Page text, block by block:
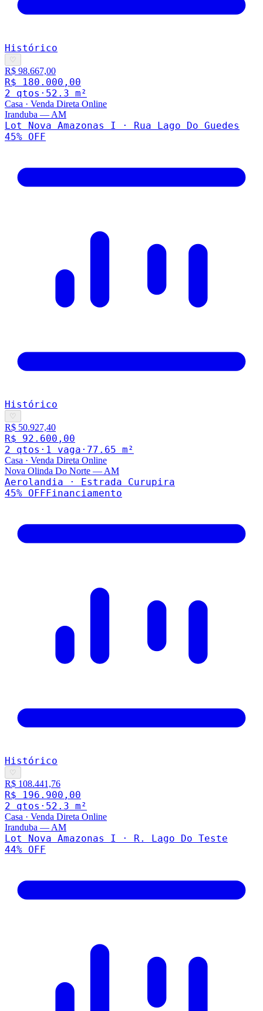
Histórico
♡
R$ 98.667,00
R$ 180.000,00
2 qtos · 52.3 m²
Casa · Venda Direta Online
Iranduba — AM
Lot Nova Amazonas I · Rua Lago Do Guedes
45% OFF
Histórico
♡
R$ 50.927,40
R$ 92.600,00
2 qtos · 1 vaga · 77.65 m²
Casa · Venda Direta Online
Nova Olinda Do Norte — AM
Aerolandia · Estrada Curupira
45% OFFFinanciamento
Histórico
♡
R$ 108.441,76
R$ 196.900,00
2 qtos · 52.3 m²
Casa · Venda Direta Online
Iranduba — AM
Lot Nova Amazonas I · R. Lago Do Teste
44% OFF